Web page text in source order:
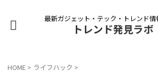
最新ガジェット・テック・トレンド情
トレンド発見ラボ
HOME > ライフハック >